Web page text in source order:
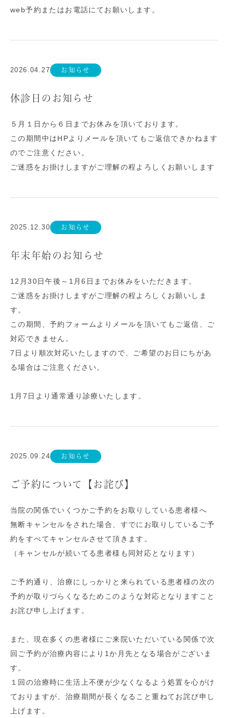
web予約またはお電話にてお願いします。
2026.04.27 お知らせ
休診日のお知らせ
５月１日から６日までお休みを頂いております。
この期間中はHPよりメールを頂いてもご返信できかねます
のでご注意ください。
ご迷惑をお掛けしますがご理解の程よろしくお願いします
2025.12.30 お知らせ
年末年始のお知らせ
12月30日午後～1月6日までお休みをいただきます。
ご迷惑をお掛けしますがご理解の程よろしくお願いしま
す。
この期間、予約フォームよりメールを頂いてもご返信、ご
対応できません。
7日より順次対応いたしますので、ご希望のお日にちがあ
る場合はご注意ください。
1月7日より通常通り診療いたします。
2025.09.24 お知らせ
ご予約について【お詫び】
当院の関係でいくつかご予約をお取りしている患者様へ
無断キャンセルをされた場合、すでにお取りしているご予
約をすべてキャンセルさせて頂きます。
（キャンセルが続いてる患者様も同対応となります）
ご予約通り、治療にしっかりと来られている患者様の次の
予約が取りづらくなるためこのような対応となりますこと
お詫び申し上げます。
また、現在多くの患者様にご来院いただいている関係で次
回ご予約が治療内容により1か月先となる場合がございま
す。
１回の治療時に生活上不便が少なくなるよう処置を心がけ
ておりますが、治療期間が長くなること重ねてお詫び申し
上げます。